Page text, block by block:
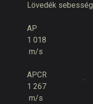
Lövedék sebesség
AP
1 018
m/s
APCR
1 267
m/s